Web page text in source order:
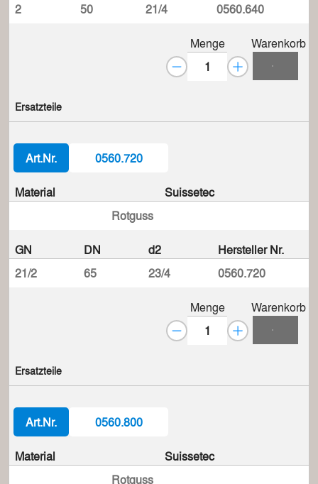
2
50 21/4 0560.640
Menge Warenkorb
Ersatzteile
Art.Nr. 0560.720
Material
Rotguss
Suissetec
GN DN d2
Hersteller Nr.
21/2
65 23/4 0560.720
Menge Warenkorb
Ersatzteile
Art.Nr. 0560.800
Material
Rotguss
Suissetec